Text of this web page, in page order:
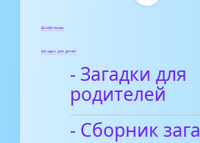
Диафильмы
Загадки для детей
- Загадки для
родителей
- Сборник